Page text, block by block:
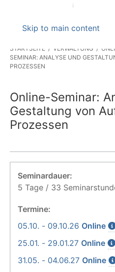
Skip to main content
STARTSEITE VERWALTUNG
SEMINAR: ANALYSE UND
PROZESSEN
Online-Seminar:
Gestaltung von
Prozessen
Seminardauer:
5 Tage / 33
Termine:
05.10. - 09.10.26 Online
25.01. - 29.01.27 Online
31.05. - 04.06.27 Online